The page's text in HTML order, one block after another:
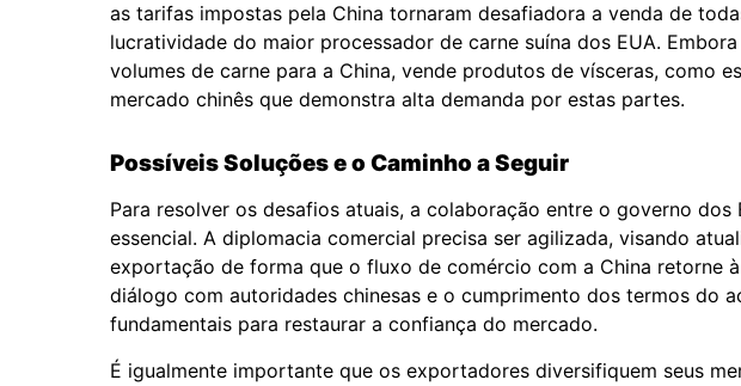
as tarifas impostas pela China tornaram desafiadora a venda de
lucratividade do maior processador de carne suína dos EUA.
volumes de carne para a China, vende produtos de vísceras, como
mercado chinês que demonstra alta demanda por estas partes.
Possíveis Soluções e o Caminho a Seguir
Para resolver os desafios atuais, a colaboração entre o governo
essencial. A diplomacia comercial precisa ser agilizada, visando
exportação de forma que o fluxo de comércio com a China retorne
diálogo com autoridades chinesas e o cumprimento dos termos do
fundamentais para restaurar a confiança do mercado.
É igualmente importante que os exportadores diversifiquem seus